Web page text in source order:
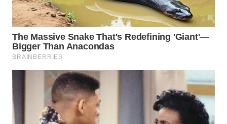
WN
BEKASI
WN